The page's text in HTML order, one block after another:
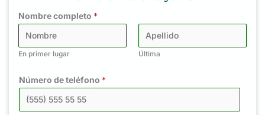
Nombre completo *
En primer lugar Última
Número de teléfono *